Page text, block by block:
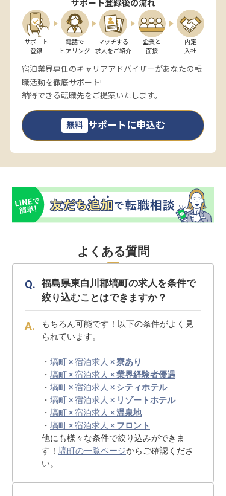
サポート登録後の流れ
サポート
登録
電話で
ヒアリング
マッチする
求人をご紹介
企業と
面接
内定
入社
宿泊業界専任のキャリアアドバイザーがあなたの転
職活動を徹底サポート!
納得できる転職先をご提案いたします。
無料 サポートに申込む
よくある質問
福島県東白川郡塙町の求人を条件で
絞り込むことはできますか？
もちろん可能です！以下の条件がよく見
られています。
・ 塙町 × 宿泊求人 ×寮あり
・ 塙町 × 宿泊求人 ×業界経験者優遇
・ 塙町 × 宿泊求人 × シティホテル
・ 塙町 × 宿泊求人 × リゾートホテル
・ 塙町 × 宿泊求人 ×温泉地
・ 塙町 × 宿泊求人 × フロント
他にも様々な条件で絞り込みができま
す！ 塙町の一覧ページからご確認くださ
い。